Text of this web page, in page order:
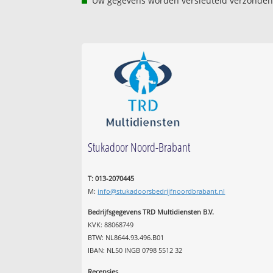
Stukadoor Noord-Brabant
T: 013-2070445
M: info@stukadoorsbedrijfnoordbrabant.nl
Bedrijfsgegevens TRD Multidiensten B.V.
KVK: 88068749
BTW: NL8644.93.496.B01
IBAN: NL50 INGB 0798 5512 32